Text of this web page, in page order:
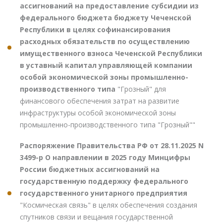
ассигнований на предоставление субсидии из
федерального бюджета бюджету Чеченской
Республики в целях софинансирования
расходных обязательств по осуществлению
имущественного взноса Чеченской Республики
в уставный капитал управляющей компании
особой экономической зоны промышленно-
производственного типа "Грозный" для
финансового обеспечения затрат на развитие
инфраструктуры особой экономической зоны
промышленно-производственного типа "Грозный""
Распоряжение Правительства РФ от 28.11.2025 N
3499-р О направлении в 2025 году Минцифры
России бюджетных ассигнований на
государственную поддержку федерального
государственного унитарного предприятия
"Космическая связь" в целях обеспечения создания
спутников связи и вещания государственной